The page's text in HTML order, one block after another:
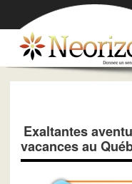
Exaltantes
vacances au